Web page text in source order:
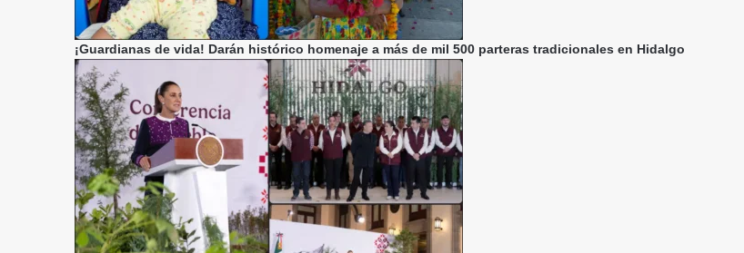
¡Guardianas de vida! Darán histórico homenaje a más de mil 500 parteras tradicionales en Hidalgo